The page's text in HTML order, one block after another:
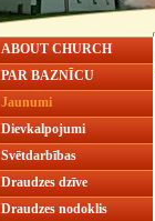
ABOUT CHURCH
PAR BAZNĪCU
Jaunumi
Dievkalpojumi
Svētdarbības
Draudzes dzīve
Draudzes nodoklis